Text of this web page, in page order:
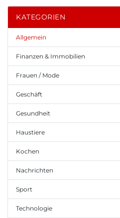
KATEGORIEN
Allgemein
Finanzen & Immobilien
Frauen / Mode
Geschäft
Gesundheit
Haustiere
Kochen
Nachrichten
Sport
Technologie